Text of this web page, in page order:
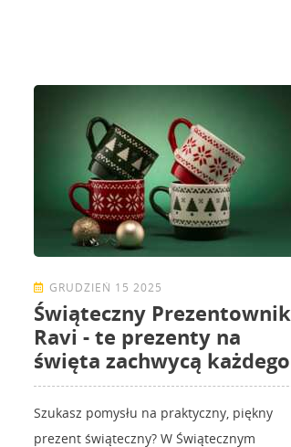
GRUDZIEŃ 15 2025
Świąteczny Prezentownik
Ravi - te prezenty na
święta zachwycą każdego
Szukasz pomysłu na praktyczny, piękny
prezent świąteczny? W Świątecznym